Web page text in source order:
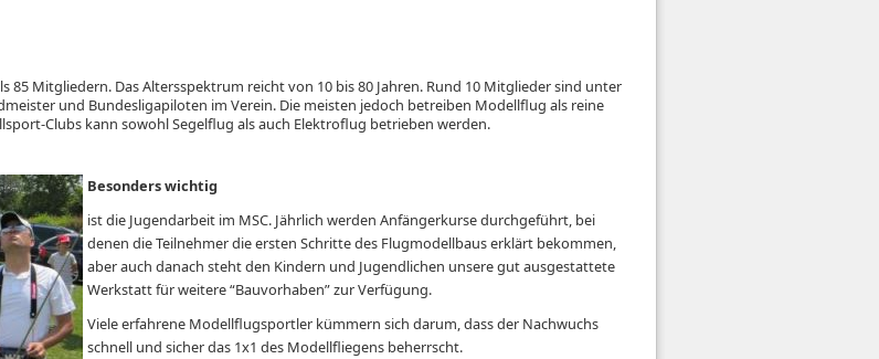
Mitgliedern. Das Altersspektrum reicht von 10 bis 80 Jahren. Rund 10 Mitglieder sind unter
und Bundesligapiloten im Verein. Die meisten jedoch betreiben Modellflug als reine
Clubs kann sowohl Segelflug als auch Elektroflug betrieben werden.
Besonders wichtig
ist die Jugendarbeit im MSC. Jährlich werden Anfängerkurse durchgeführt, bei
denen die Teilnehmer die ersten Schritte des Flugmodellbaus erklärt bekommen,
aber auch danach steht den Kindern und Jugendlichen unsere gut ausgestattete
Werkstatt für weitere “Bauvorhaben” zur Verfügung.
Viele erfahrene Modellflugsportler kümmern sich darum, dass der Nachwuchs
schnell und sicher das 1x1 des Modellfliegens beherrscht.